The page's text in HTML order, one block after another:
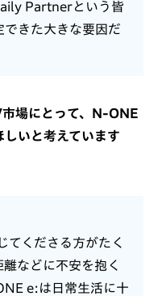
Partnerという皆
できた大きな要因だ
場にとって、N-ONE
いと考えています
てくださる方がたく
などに不安を抱く
e:は日常生活に十